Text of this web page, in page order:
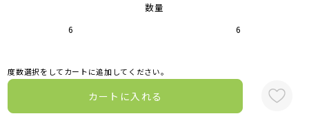
数量
6 6
度数選択をしてカートに追加してください。
カートに入れる